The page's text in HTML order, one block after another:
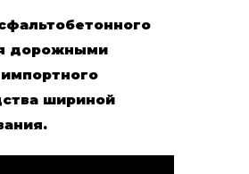
дорожными
шириной